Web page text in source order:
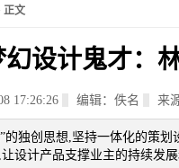
正文
幻设计鬼才：
17:26:26 编辑：佚名 来
的独创思想,坚持一体化的策
设计产品支撑业主的持续发